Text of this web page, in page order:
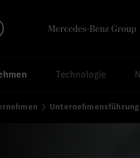
Technologie
Unternehmensführung